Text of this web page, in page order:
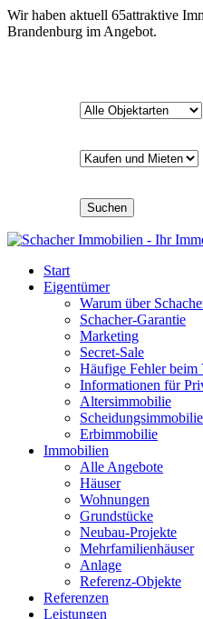
Wir haben aktuell 65attraktive
Brandenburg im Angebot.
Suchen
Start
Eigentümer
Warum über
Schacher-Garantie
Marketing
Secret-Sale
Häufige Fehler beim
Informationen für
Altersimmobilie
Scheidungsimmobilie
Erbimmobilie
Immobilien
Alle Angebote
Häuser
Wohnungen
Grundstücke
Neubau-Projekte
Mehrfamilienhäuser
Anlage
Referenz-Objekte
Referenzen
Leistungen